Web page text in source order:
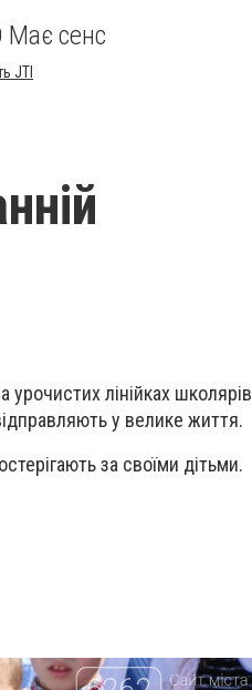
Має сенс
JTI
урочистих лінійках школярів
у велике життя.
за своїми дітьми.